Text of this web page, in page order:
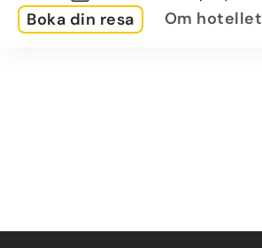
Boka din resa Om hotellet